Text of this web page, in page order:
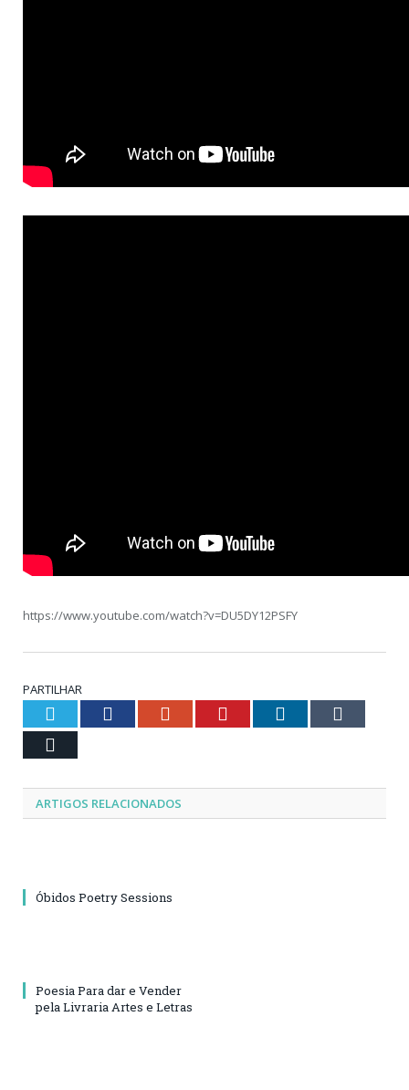
https://www.youtube.com/watch?v=DU5DY12PSFY
PARTILHAR
Twitter Facebook Google+ Pinterest LinkedIn
ARTIGOS RELACIONADOS
Óbidos Poetry Sessions
Poesia Para dar e Vender
pela Livraria Artes e Letras